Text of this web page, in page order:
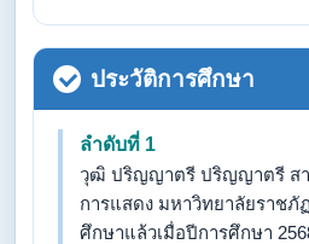
ประวัติการศึกษา
ลำดับที่ 1
วุฒิ ปริญญาตรี ปริญญาตรี ส
การแสดง มหาวิทยาลัยราชภั
ศึกษาแล้วเมื่อปีการศึกษา